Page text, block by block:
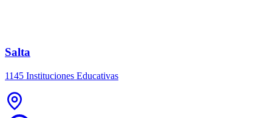
Salta
1145 Instituciones Educativas